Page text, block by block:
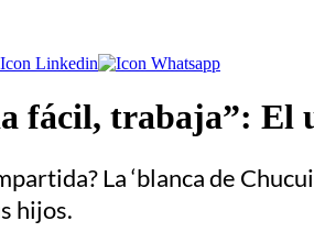
fácil, trabaja”:
La ‘blanca de
hijos.